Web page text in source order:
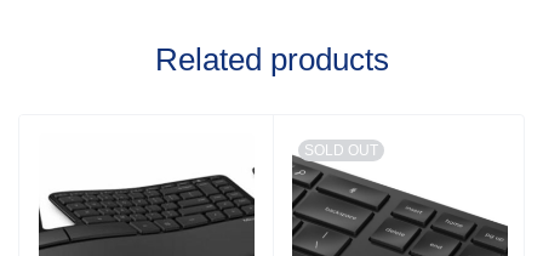
Related products
SOLD OUT